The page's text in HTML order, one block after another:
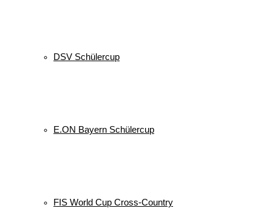
DSV Schülercup
E.ON Bayern Schülercup
FIS World Cup Cross-Country